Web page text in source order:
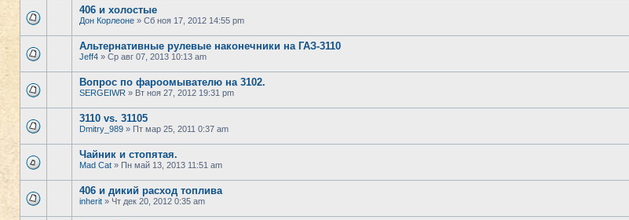
406 и холостые
Дон Корлеоне » Сб ноя 17, 2012 14:55 pm
Альтернативные рулевые наконечники на ГАЗ-3110
Jeff4 » Ср авг 07, 2013 10:13 am
Вопрос по фароомывателю на 3102.
SERGEIWR » Вт ноя 27, 2012 19:31 pm
3110 vs. 31105
Dmitry_989 » Пт мар 25, 2011 0:37 am
Чайник и стопятая.
Mad Cat » Пн май 13, 2013 11:51 am
406 и дикий расход топлива
inherit » Чт дек 20, 2012 0:35 am